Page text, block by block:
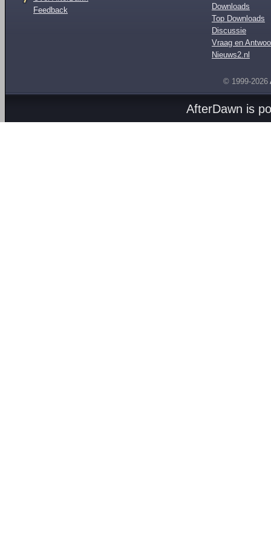
Feedback
Downloads
Top Downloads
Discussie
Vraag en
Nieuws2.nl
© 1999-2026
AfterDawn is